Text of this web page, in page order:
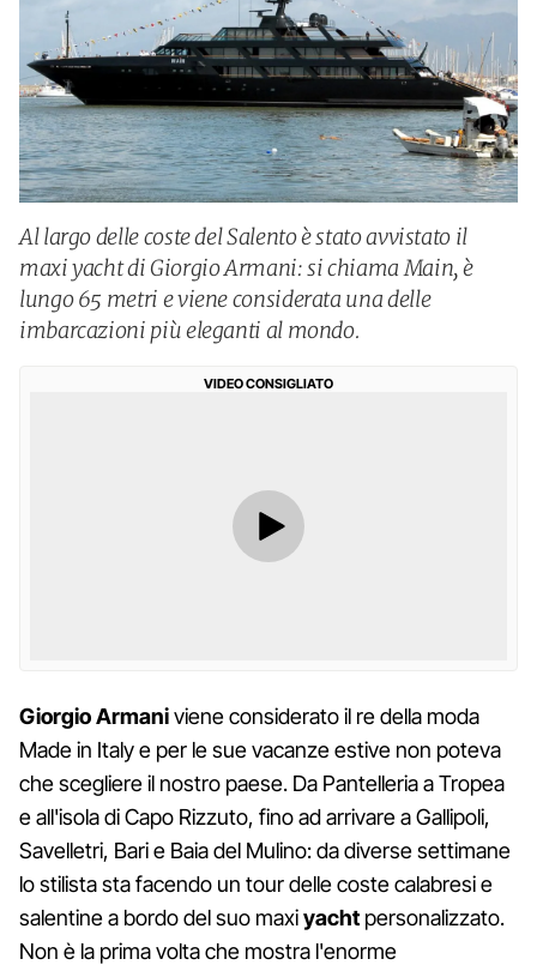
Al largo delle coste del Salento è stato avvistato il
maxi yacht di Giorgio Armani: si chiama Main, è
lungo 65 metri e viene considerata una delle
imbarcazioni più eleganti al mondo.
VIDEO CONSIGLIATO
Giorgio Armaniviene considerato il re della moda
Made in Italy e per le sue vacanze estive non poteva
che scegliere il nostro paese. Da Pantelleria a Tropea
e all'isola di Capo Rizzuto, fino ad arrivare a Gallipoli,
Savelletri, Bari e Baia del Mulino: da diverse settimane
lo stilista sta facendo un tour delle coste calabresi e
salentine a bordo del suo maxiyacht personalizzato.
Non è la prima volta che mostra l'enorme